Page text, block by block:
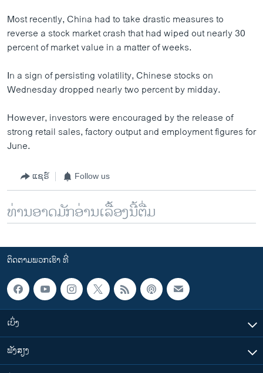
Most recently, China had to take drastic measures to
reverse a stock market crash that had wiped out nearly 30
percent of market value in a matter of weeks.
In a sign of persisting volatility, Chinese stocks on
Wednesday dropped nearly two percent by midday.
However, investors were encouraged by the release of
strong retail sales, factory output and employment figures for
June.
ແຊຣ໌ Follow us
ທ່ານອາດມັກອ່ານເລື້ອງນີ້ຕື່ມ
ຕິດຕາມພວກເຮົາ ທີ່
ເບິ່ງ
ຟັງສຽງ